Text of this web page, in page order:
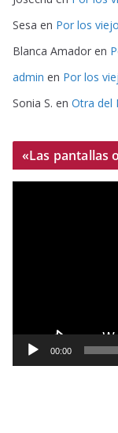
Sesa en Por los
Blanca Amador en
admin en Por los
Sonia S. en Otra del
«Las pantallas
o
00:00